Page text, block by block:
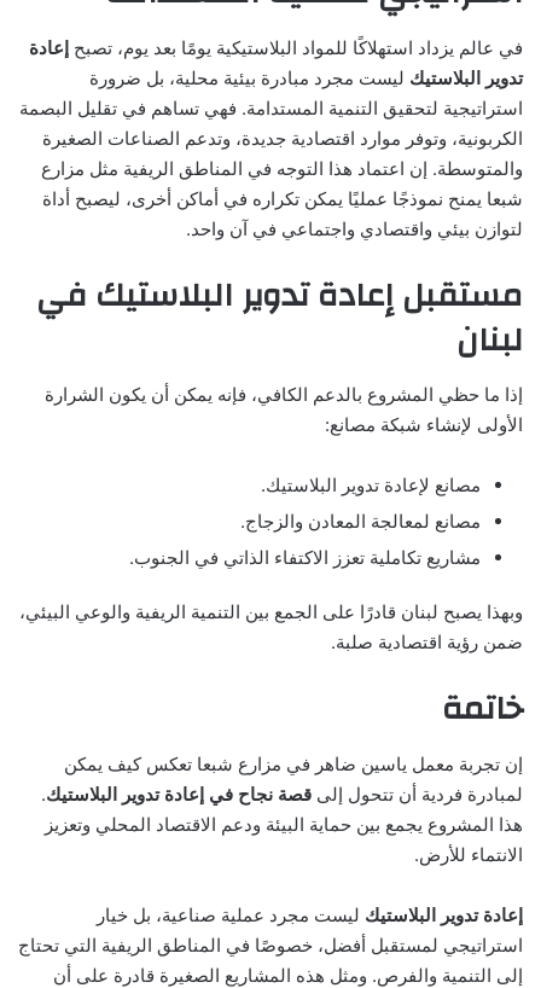
في عالم يزداد استهلاكًا للمواد البلاستيكية يومًا بعد يوم، تصبح إعادة
تدوير البلاستيك ليست مجرد مبادرة بيئية محلية، بل ضرورة
استراتيجية لتحقيق التنمية المستدامة. فهي تساهم في تقليل البصمة
الكربونية، وتوفر موارد اقتصادية جديدة، وتدعم الصناعات الصغيرة
والمتوسطة. إن اعتماد هذا التوجه في المناطق الريفية مثل مزارع
شبعا يمنح نموذجًا عمليًا يمكن تكراره في أماكن أخرى، ليصبح أداة
لتوازن بيئي واقتصادي واجتماعي في آن واحد.
مستقبل إعادة تدوير البلاستيك في
لبنان
إذا ما حظي المشروع بالدعم الكافي، فإنه يمكن أن يكون الشرارة
الأولى لإنشاء شبكة مصانع:
مصانع لإعادة تدوير البلاستيك.
مصانع لمعالجة المعادن والزجاج.
مشاريع تكاملية تعزز الاكتفاء الذاتي في الجنوب.
وبهذا يصبح لبنان قادرًا على الجمع بين التنمية الريفية والوعي البيئي،
ضمن رؤية اقتصادية صلبة.
خاتمة
إن تجربة معمل ياسين ضاهر في مزارع شبعا تعكس كيف يمكن
لمبادرة فردية أن تتحول إلى قصة نجاح في إعادة تدوير البلاستيك.
هذا المشروع يجمع بين حماية البيئة ودعم الاقتصاد المحلي وتعزيز
الانتماء للأرض.
إعادة تدوير البلاستيك ليست مجرد عملية صناعية، بل خيار
استراتيجي لمستقبل أفضل، خصوصًا في المناطق الريفية التي تحتاج
إلى التنمية والفرص. ومثل هذه المشاريع الصغيرة قادرة على أن